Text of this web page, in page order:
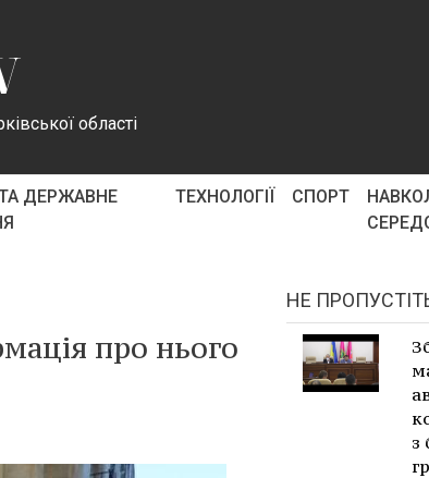
області
ДЕРЖАВНЕ
ТЕХНОЛОГІЇ СПОРТ
про нього
НЕ
з